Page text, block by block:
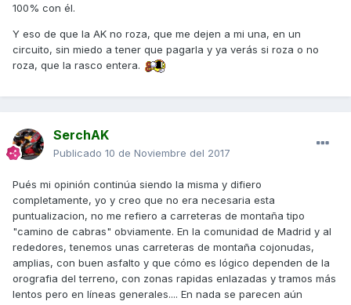
100% con él.
Y eso de que la AK no roza, que me dejen a mi una, en un
circuito, sin miedo a tener que pagarla y ya verás si roza o no
roza, que la rasco entera.
SerchAK
Publicado 10 de Noviembre del 2017
Pués mi opinión continúa siendo la misma y difiero
completamente, yo y creo que no era necesaria esta
puntualizacion, no me refiero a carreteras de montaña tipo
"camino de cabras" obviamente. En la comunidad de Madrid y al
rededores, tenemos unas carreteras de montaña cojonudas,
amplias, con buen asfalto y que cómo es lógico dependen de la
orografia del terreno, con zonas rapidas enlazadas y tramos más
lentos pero en líneas generales.... En nada se parecen aún